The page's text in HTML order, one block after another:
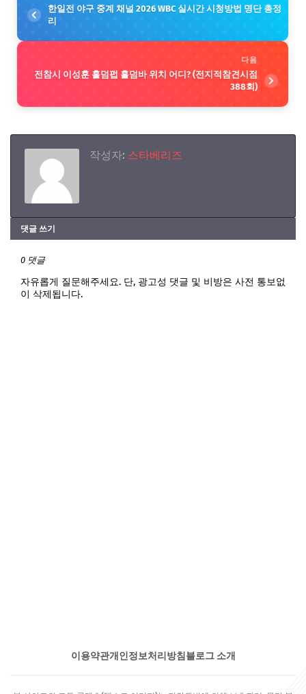
한일전 야구 중계 채널 2026 WBC 실시간 시청방법 명단 총정
리
다음
전참시 이성훈 홀덤펍 홀덤바 위치 어디? (전지적참견시점
388회)
작성자: 스타베리즈
댓글 쓰기
0 댓글
자유롭게 질문해주세요. 단, 광고성 댓글 및 비방은 사전 통보없
이 삭제됩니다.
이용약관개인정보처리방침 블로그 소개